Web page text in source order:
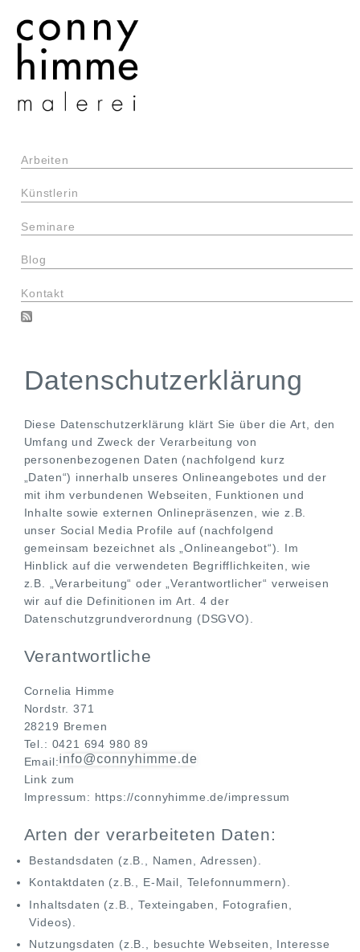
Arbeiten
Künstlerin
Seminare
Blog
Kontakt
Datenschutzerklärung
Diese Datenschutzerklärung klärt Sie über die Art, den
Umfang und Zweck der Verarbeitung von
personenbezogenen Daten (nachfolgend kurz
„Daten“) innerhalb unseres Onlineangebotes und der
mit ihm verbundenen Webseiten, Funktionen und
Inhalte sowie externen Onlinepräsenzen, wie z.B.
unser Social Media Profile auf (nachfolgend
gemeinsam bezeichnet als „Onlineangebot“). Im
Hinblick auf die verwendeten Begrifflichkeiten, wie
z.B. „Verarbeitung“ oder „Verantwortlicher“ verweisen
wir auf die Definitionen im Art. 4 der
Datenschutzgrundverordnung (DSGVO).
Verantwortliche
Cornelia Himme
Nordstr. 371
28219 Bremen
Tel.: 0421 694 980 89
Email:
Link zum
Impressum: https://connyhimme.de/impressum
Arten der verarbeiteten Daten:
Bestandsdaten (z.B., Namen, Adressen).
Kontaktdaten (z.B., E-Mail, Telefonnummern).
Inhaltsdaten (z.B., Texteingaben, Fotografien,
Videos).
Nutzungsdaten (z.B., besuchte Webseiten, Interesse